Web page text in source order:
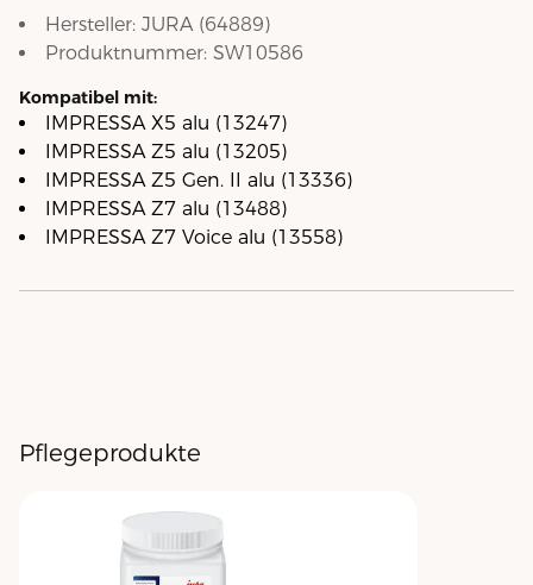
Hersteller: JURA(64889)
Produktnummer: SW10586
Kompatibel mit:
IMPRESSA X5 alu (13247)
IMPRESSA Z5 alu (13205)
IMPRESSA Z5 Gen. II alu (13336)
IMPRESSA Z7 alu (13488)
IMPRESSA Z7 Voice alu (13558)
Pflegeprodukte